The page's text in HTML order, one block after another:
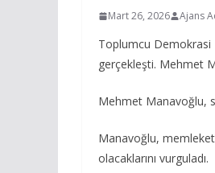
Mart 26, 2026 Ajans
Toplumcu Demokrasi
gerçekleşti. Mehmet
Mehmet Manavoğlu,
Manavoğlu, memleket
olacaklarını vurguladı.